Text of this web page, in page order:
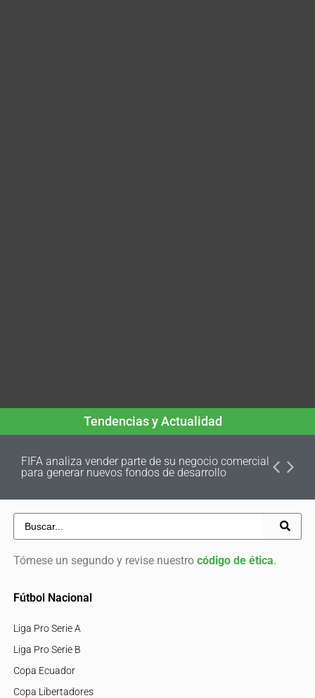
Tendencias y Actualidad
FIFA analiza vender parte de su negocio comercial
para generar nuevos fondos de desarrollo
Tómese un segundo y revise nuestro código de ética.
Fútbol Nacional
Liga Pro Serie A
Liga Pro Serie B
Copa Ecuador
Copa Libertadores